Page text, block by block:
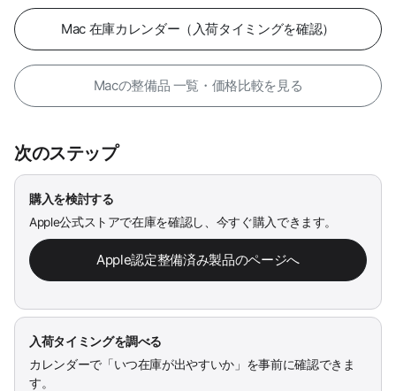
Mac 在庫カレンダー（入荷タイミングを確認）
Macの整備品 一覧・価格比較を見る
次のステップ
購入を検討する
Apple公式ストアで在庫を確認し、今すぐ購入できます。
Apple認定整備済み製品のページへ
入荷タイミングを調べる
カレンダーで「いつ在庫が出やすいか」を事前に確認できま
す。